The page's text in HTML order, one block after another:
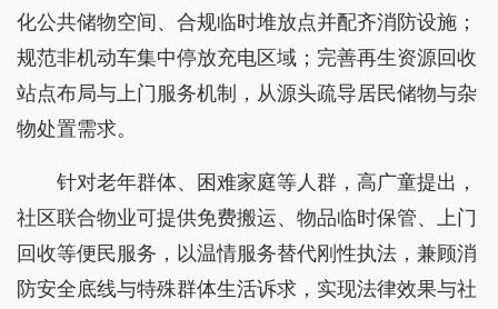
化公共储物空间、合规临时堆放点并配齐消防设施；
规范非机动车集中停放充电区域；完善再生资源回收
站点布局与上门服务机制，从源头疏导居民储物与杂
物处置需求。
针对老年群体、困难家庭等人群，高广童提出，
社区联合物业可提供免费搬运、物品临时保管、上门
回收等便民服务，以温情服务替代刚性执法，兼顾消
防安全底线与特殊群体生活诉求，实现法律效果与社